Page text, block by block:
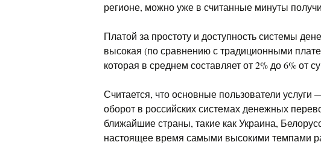
регионе, можно уже в считанные минуты
Платой за простоту и доступность системы
высокая (по сравнению с традиционными
которая в среднем составляет от 2% до 6% от
Считается, что основные пользователи
оборот в российских системах денежных
ближайшие страны, такие как Украина,
настоящее время самыми высокими темпами